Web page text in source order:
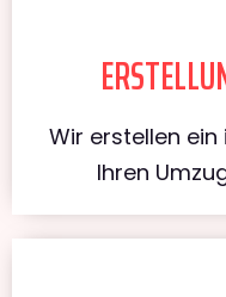
Wir erstellen
Ihren